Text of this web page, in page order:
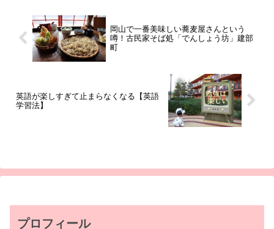
岡山で一番美味しい蕎麦屋さんという
噂！古民家そば処「でんしょう坊」建部
町
英語が楽しすぎて止まらなくなる【英語
学習法】
プロフィール